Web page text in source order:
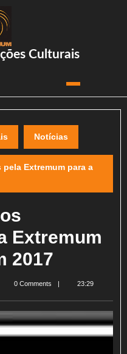
Culturais
Notícias
Extremum para a
Extremum
2017
0 Comments 23:29